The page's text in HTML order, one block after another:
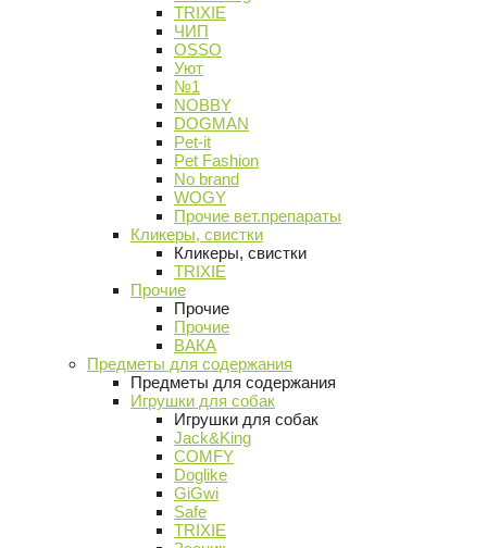
TRIXIE
ЧИП
OSSO
Уют
№1
NOBBY
DOGMAN
Pet-it
Pet Fashion
No brand
WOGY
Прочие вет.препараты
Кликеры, свистки
Кликеры, свистки
TRIXIE
Прочие
Прочие
Прочие
ВАКА
Предметы для содержания
Предметы для содержания
Игрушки для собак
Игрушки для собак
Jack&King
COMFY
Doglike
GiGwi
Safe
TRIXIE